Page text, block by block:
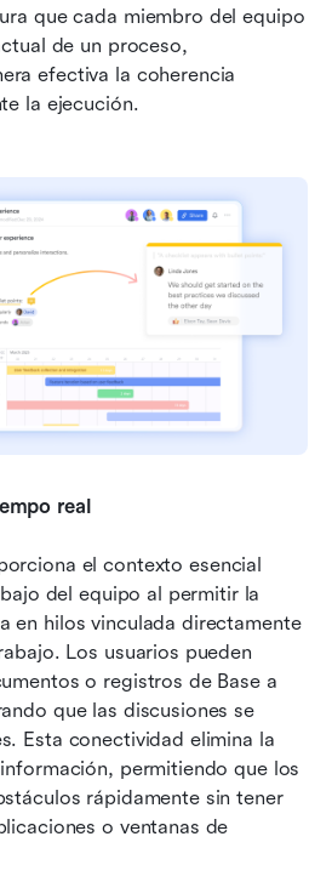
que cada miembro del equipo
de un proceso,
efectiva la coherencia
la ejecución.
real
el contexto esencial
del equipo al permitir la
en hilos vinculada directamente
Los usuarios pueden
o registros de Base a
que las discusiones se
Esta conectividad elimina la
permitiendo que los
rápidamente sin tener
o ventanas de